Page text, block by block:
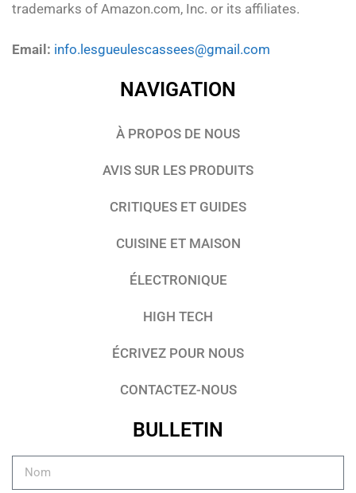
trademarks of Amazon.com, Inc. or its affiliates.
Email: info.lesgueulescassees@gmail.com
NAVIGATION
À PROPOS DE NOUS
AVIS SUR LES PRODUITS
CRITIQUES ET GUIDES
CUISINE ET MAISON
ÉLECTRONIQUE
HIGH TECH
ÉCRIVEZ POUR NOUS
CONTACTEZ-NOUS
BULLETIN